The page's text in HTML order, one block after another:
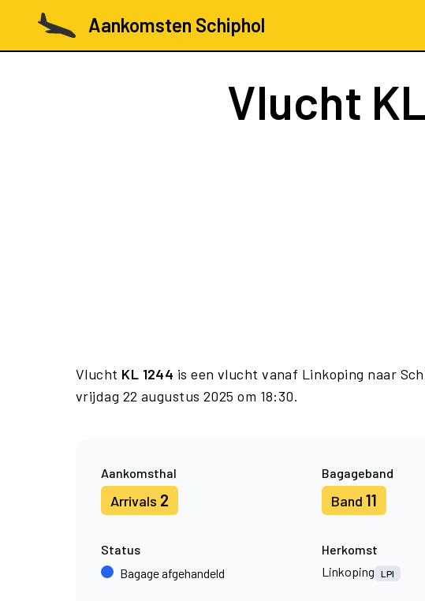
Aankomsten Schiphol
Vlucht
Vlucht KL 1244 is een vlucht vanaf Linkoping naar
vrijdag 22 augustus 2025 om 18:30.
Aankomsthal
Arrivals 2
Bagageband
Band 11
Status
Bagage afgehandeld
Herkomst
Linkoping
LPI